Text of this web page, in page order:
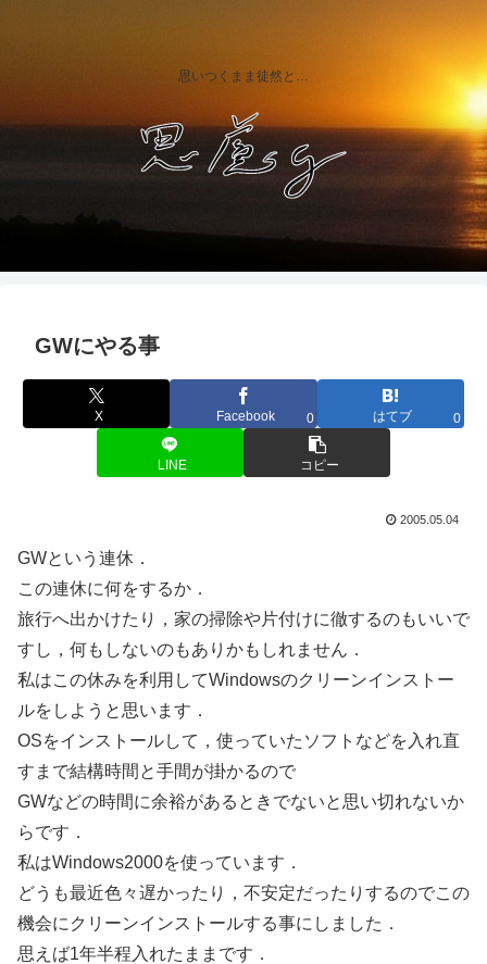
思いつくまま徒然と…
GWにやる事
X Facebook 0 はてブ 0
LINE コピー
2005.05.04
GWという連休．
この連休に何をするか．
旅行へ出かけたり，家の掃除や片付けに徹するのもいいで
すし，何もしないのもありかもしれません．
私はこの休みを利用してWindowsのクリーンインストー
ルをしようと思います．
OSをインストールして，使っていたソフトなどを入れ直
すまで結構時間と手間が掛かるので
GWなどの時間に余裕があるときでないと思い切れないか
らです．
私はWindows2000を使っています．
どうも最近色々遅かったり，不安定だったりするのでこの
機会にクリーンインストールする事にしました．
思えば1年半程入れたままです．